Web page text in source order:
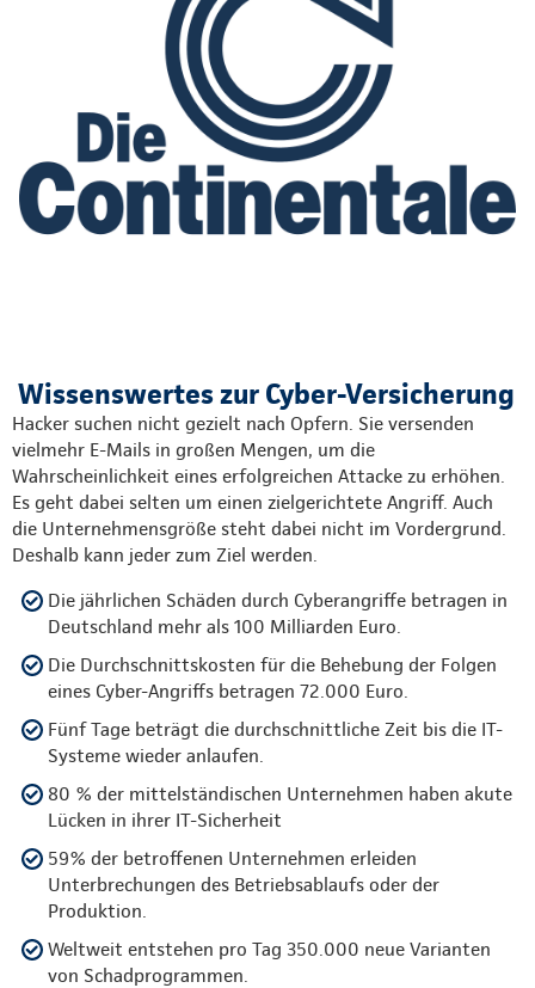
Wissenswertes zur Cyber-Versicherung
Hacker suchen nicht gezielt nach Opfern. Sie versenden
vielmehr E-Mails in großen Mengen, um die
Wahrscheinlichkeit eines erfolgreichen Attacke zu erhöhen.
Es geht dabei selten um einen zielgerichtete Angriff. Auch
die Unternehmensgröße steht dabei nicht im Vordergrund.
Deshalb kann jeder zum Ziel werden.
Die jährlichen Schäden durch Cyberangriffe betragen in
Deutschland mehr als 100 Milliarden Euro.
Die Durchschnittskosten für die Behebung der Folgen
eines Cyber-Angriffs betragen 72.000 Euro.
Fünf Tage beträgt die durchschnittliche Zeit bis die IT-
Systeme wieder anlaufen.
80 % der mittelständischen Unternehmen haben akute
Lücken in ihrer IT-Sicherheit
59% der betroffenen Unternehmen erleiden
Unterbrechungen des Betriebsablaufs oder der
Produktion.
Weltweit entstehen pro Tag 350.000 neue Varianten
von Schadprogrammen.